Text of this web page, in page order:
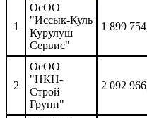
1
ОсОО
"Иссык-Куль
Курулуш
Сервис"
1 899
2
ОсОО
"НКН-
Строй
Групп"
2 092